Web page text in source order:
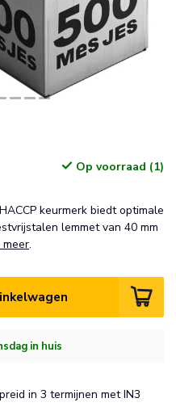
Op voorraad (1)
keurmerk biedt optimale
lemmet van 40 mm
meer.
in huis
in 3 termijnen met IN3